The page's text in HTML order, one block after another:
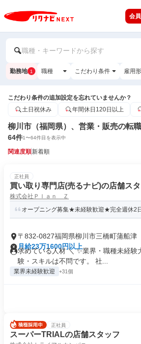
会
職種・キーワードから探す
勤務地 1 職種 こだわり条件 雇用
こだわり条件の追加設定を忘れていませんか？
土日祝休み
年間休日120日以上
柳川市（福岡県）、営業・販売の転
64件1〜64件目を表示中
関連度順新着順
正社員
買い取り専門店(売るナビ)の店舗ス
株式会社Ｐｌａｎ Ｚ
オープニング募集★未経験歓迎★完全週休2
〒832-0827福岡県柳川市三橋町蒲船津
月給23万1600円以上
求めている人材 ＼ ✨業界・職種未経験
験・スキルは不問です。 社...
業界未経験歓迎 +31個
正社員
スーパーTRIALの店舗スタッフ